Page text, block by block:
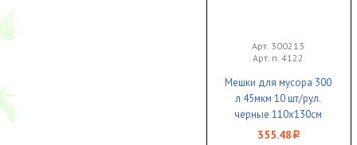
Арт. 300213
Арт. п. 4122
Мешки для мусора 300
л 45мкм 10 шт/рул.
черные 110х130см
Ecoclean 1/10 КБ
355.48 i